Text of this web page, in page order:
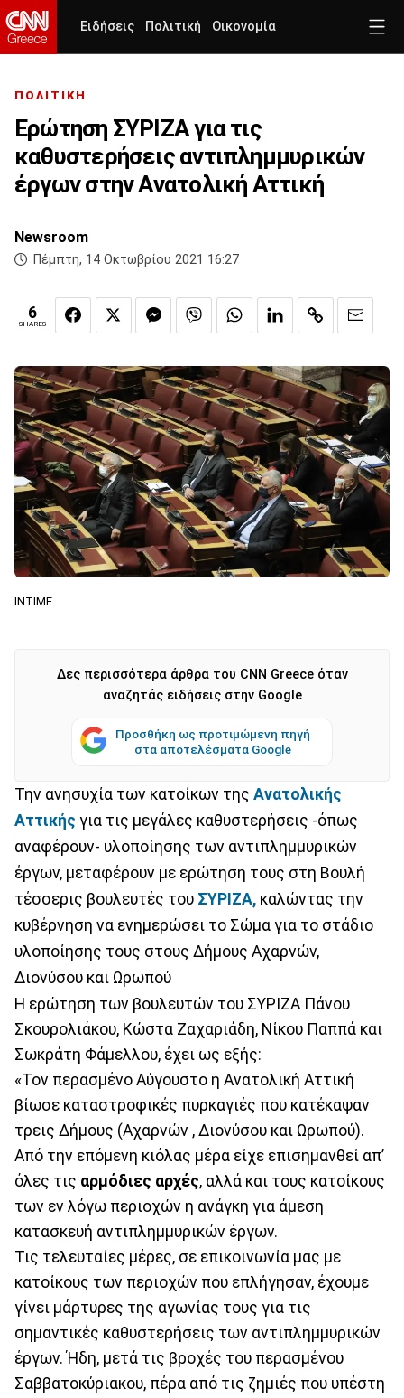
Ειδήσεις Πολιτική Οικονομία
ΠΟΛΙΤΙΚΗ
Ερώτηση ΣΥΡΙΖΑ για τις
καθυστερήσεις αντιπλημμυρικών
έργων στην Ανατολική Αττική
Newsroom
Πέμπτη, 14 Οκτωβρίου 2021 16:27
6
SHARES
INTIME
Δες περισσότερα άρθρα του CNN Greece όταν
αναζητάς ειδήσεις στην Google
Προσθήκη ως προτιμώμενη πηγή
στα αποτελέσματα Google
Την ανησυχία των κατοίκων της Ανατολικής
Αττικής για τις μεγάλες καθυστερήσεις -όπως
αναφέρουν- υλοποίησης των αντιπλημμυρικών
έργων, μεταφέρουν με ερώτηση τους στη Βουλή
τέσσερις βουλευτές του ΣΥΡΙΖΑ, καλώντας την
κυβέρνηση να ενημερώσει το Σώμα για το στάδιο
υλοποίησης τους στους Δήμους Αχαρνών,
Διονύσου και Ωρωπού
Η ερώτηση των βουλευτών του ΣΥΡΙΖΑ Πάνου
Σκουρολιάκου, Κώστα Ζαχαριάδη, Νίκου Παππά και
Σωκράτη Φάμελλου, έχει ως εξής:
«Τον περασμένο Αύγουστο η Ανατολική Αττική
βίωσε καταστροφικές πυρκαγιές που κατέκαψαν
τρεις Δήμους (Αχαρνών , Διονύσου και Ωρωπού).
Από την επόμενη κιόλας μέρα είχε επισημανθεί απ’
όλες τις αρμόδιες αρχές, αλλά και τους κατοίκους
των εν λόγω περιοχών η ανάγκη για άμεση
κατασκευή αντιπλημμυρικών έργων.
Τις τελευταίες μέρες, σε επικοινωνία μας με
κατοίκους των περιοχών που επλήγησαν, έχουμε
γίνει μάρτυρες της αγωνίας τους για τις
σημαντικές καθυστερήσεις των αντιπλημμυρικών
έργων. Ήδη, μετά τις βροχές του περασμένου
Σαββατοκύριακου, πέρα από τις ζημιές που υπέστη